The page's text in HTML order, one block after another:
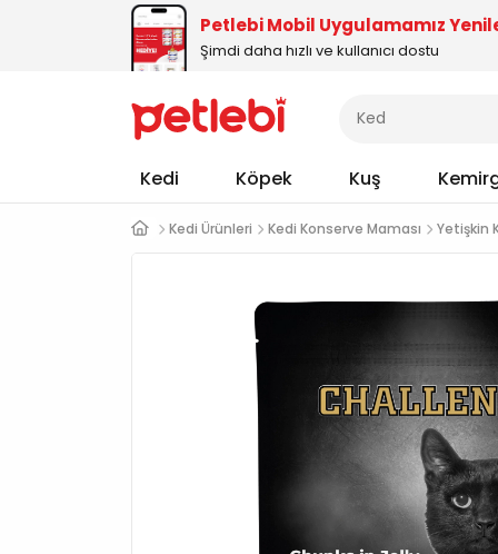
Petlebi Mobil Uygulamamız
Şimdi daha hızlı ve kullanıcı dostu
Kedi Köpek Kuş
Kedi Ürünleri Kedi Konserve Maması Yetişkin